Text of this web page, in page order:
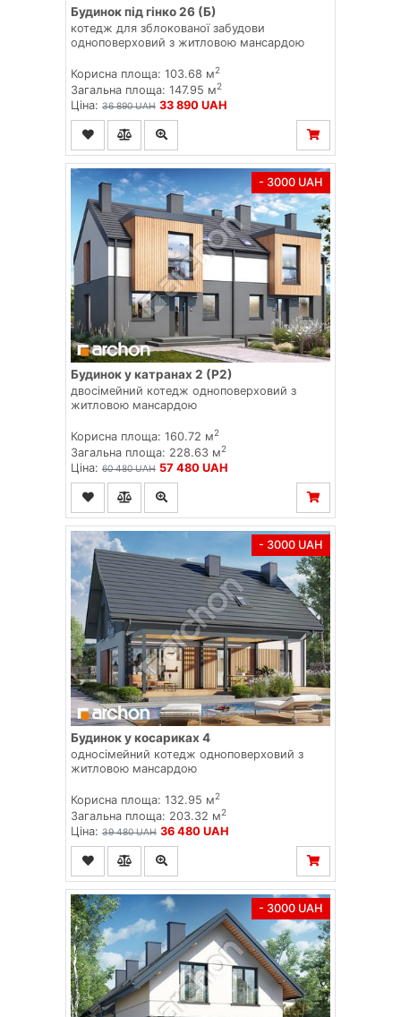
Будинок під гінко 26 (Б)
котедж для зблокованої забудови
одноповерховий з житловою мансардою
Корисна площа: 103.68 м2
Загальна площа: 147.95 м2
Ціна: 36 890 UAH 33 890 UAH
- 3000 UAH
Будинок у катранах 2 (Р2)
двосімейний котедж одноповерховий з
житловою мансардою
Корисна площа: 160.72 м2
Загальна площа: 228.63 м2
Ціна: 60 480 UAH 57 480 UAH
- 3000 UAH
Будинок у косариках 4
односімейний котедж одноповерховий з
житловою мансардою
Корисна площа: 132.95 м2
Загальна площа: 203.32 м2
Ціна: 39 480 UAH 36 480 UAH
- 3000 UAH